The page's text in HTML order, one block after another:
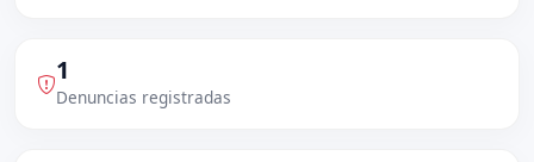
1
Denuncias registradas